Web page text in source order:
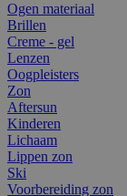
Ogen materiaal
Brillen
Creme - gel
Lenzen
Oogpleisters
Zon
Aftersun
Kinderen
Lichaam
Lippen zon
Ski
Voorbereiding zon